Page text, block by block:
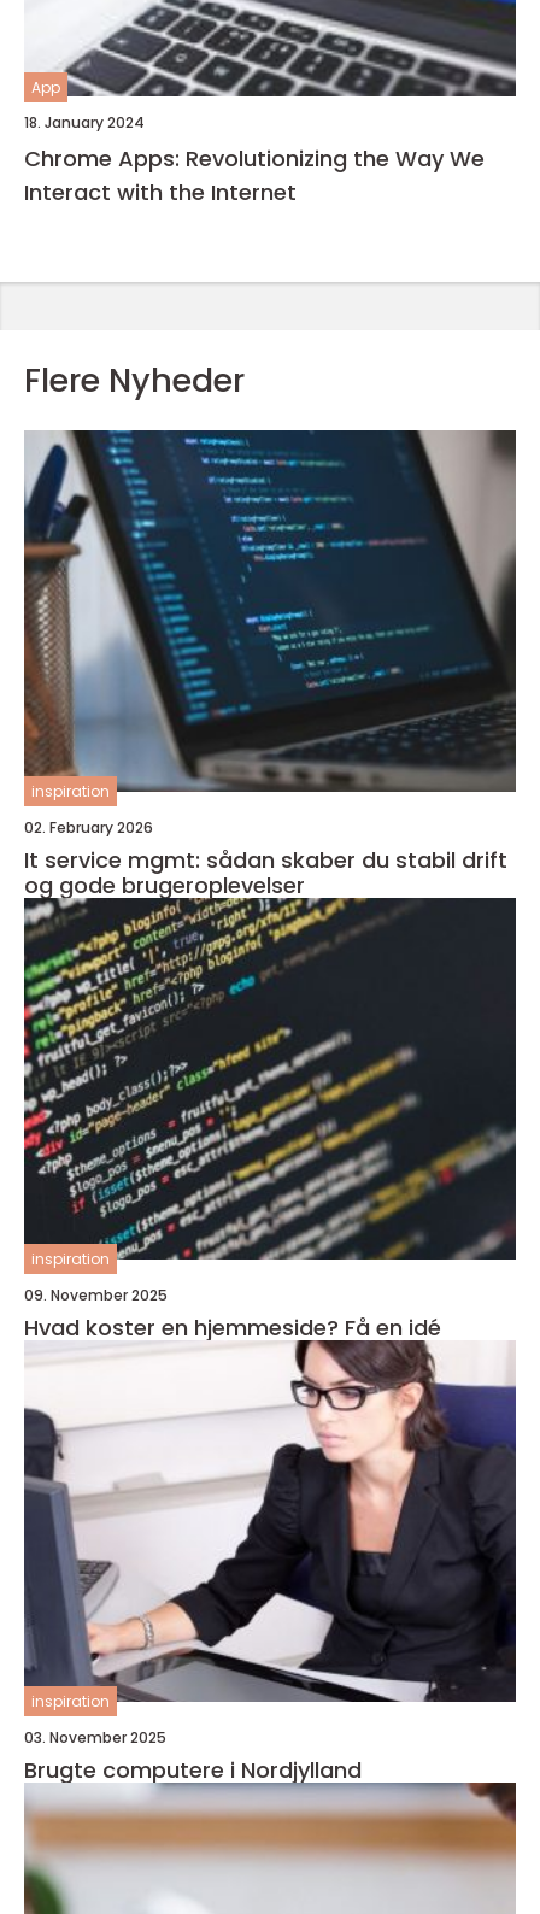
App
18. January 2024
Chrome Apps: Revolutionizing the Way We
Interact with the Internet
Flere Nyheder
inspiration
02. February 2026
It service mgmt: sådan skaber du stabil drift
og gode brugeroplevelser
inspiration
09. November 2025
Hvad koster en hjemmeside? Få en idé
inspiration
03. November 2025
Brugte computere i Nordjylland